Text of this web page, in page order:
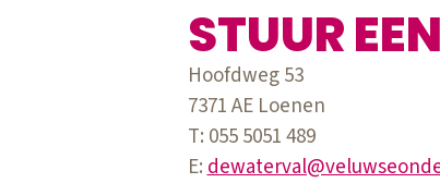
STUUR
Hoofdweg 53
7371 AE Loenen
T: 055 5051 489
E: